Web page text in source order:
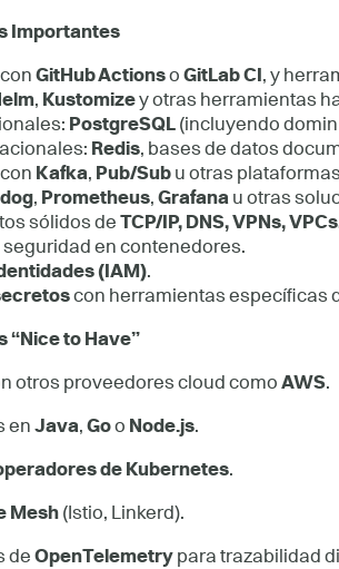
Importantes
GitHub Actionso GitLab CI , y
, Kustomizey otras herramientas
PostgreSQL (incluyendo
Redis, bases de datos
Kafka, Pub/Sub u otras
, Prometheus, Grafana u otras
sólidos de TCP/IP, DNS, VPNs,
seguridad en contenedores.
(IAM).
con herramientas específicas
“Nice to Have”
otros proveedores cloud comoAWS.
enJava,Goo Node.js.
de Kubernetes.
Mesh (Istio, Linkerd).
deOpenTelemetry para trazabilidad